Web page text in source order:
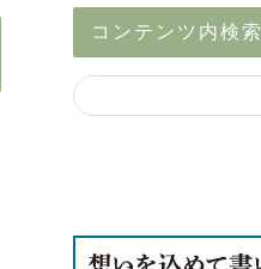
コンテンツ内検索